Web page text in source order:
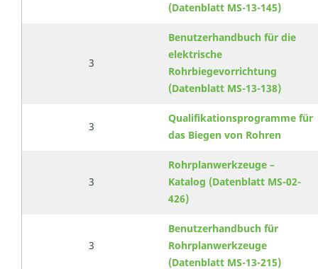
(Datenblatt MS-13-145)
3
Benutzerhandbuch für die
elektrische
Rohrbiegevorrichtung
(Datenblatt MS-13-138)
3
Qualifikationsprogramme für
das Biegen von Rohren
3
Rohrplanwerkzeuge –
Katalog (Datenblatt MS-02-
426)
3
Benutzerhandbuch für
Rohrplanwerkzeuge
(Datenblatt MS-13-215)